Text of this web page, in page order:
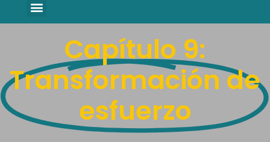
Capítulo 9:
Transformación de
esfuerzo